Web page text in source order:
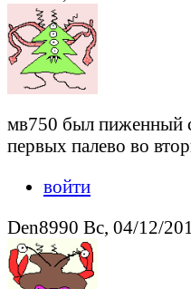
мв750 был пиженный
первых палево во
войти
Den8990 Вс, 04/12/